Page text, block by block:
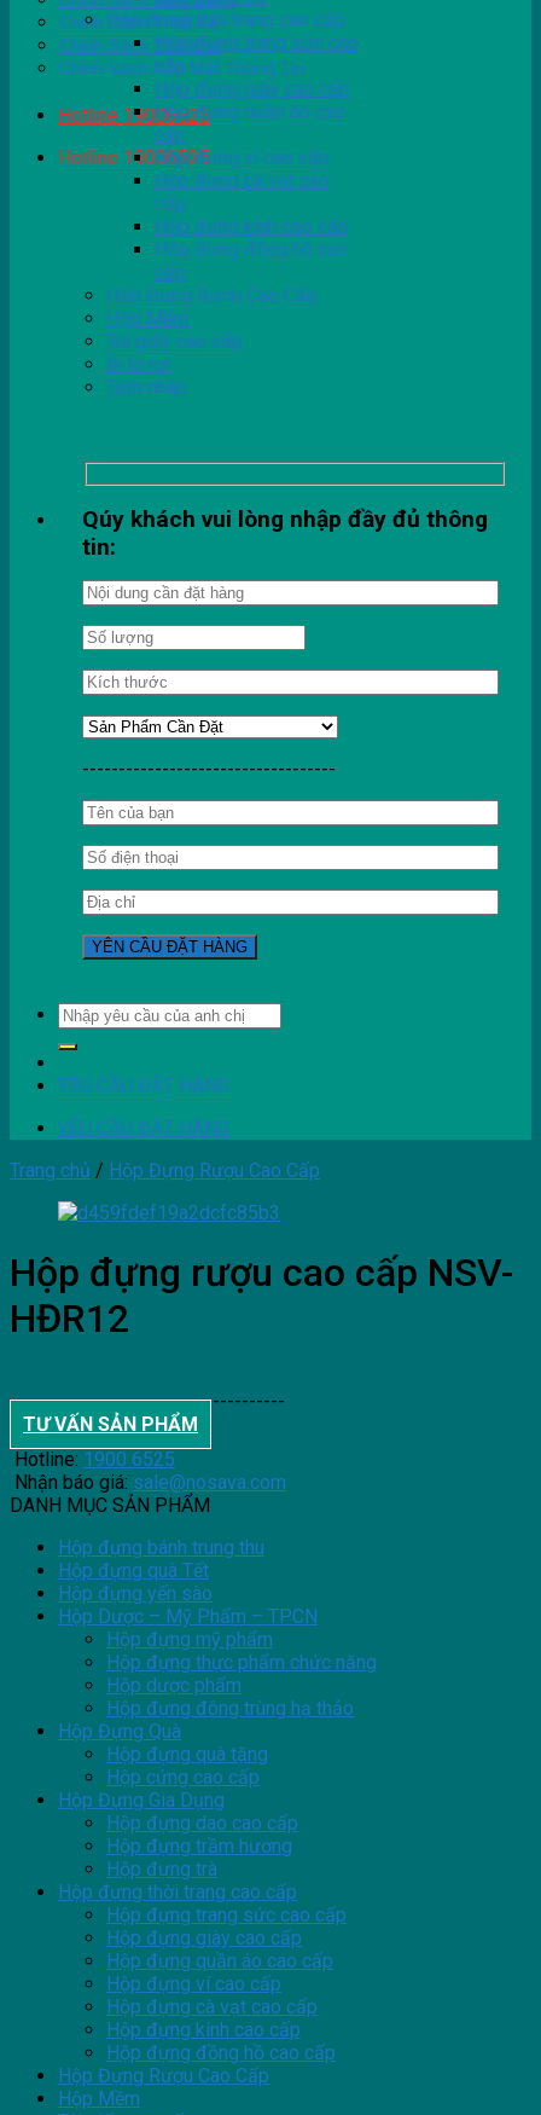
Chính Sách Thiết Kế
Chính Sách Tồn Kho
Chính Sách Bảo Mật Thông Tin
Hotline 19006525
Hotline 19006525
Hộp đựng thời trang cao cấp
Hộp đựng trang sức cao
cấp
Hộp đựng giày cao cấp
Hộp đựng quần áo cao
cấp
Hộp đựng ví cao cấp
Hộp đựng cà vạt cao
cấp
Hộp đựng kính cao cấp
Hộp đựng đồng hồ cao
cấp
Hộp Đựng Rượu Cao Cấp
Hộp Mềm
Túi giấy cao cấp
In tờ rơi
Tem nhãn
Qúy khách vui lòng nhập đầy đủ thông
tin:
-----------------------------------
Tìm
kiếm:
YÊU CẦU ĐẶT HÀNG
YÊU CẦU ĐẶT HÀNG
Trang chủ / Hộp Đựng Rượu Cao Cấp
Hộp đựng rượu cao cấp NSV-
HĐR12
--------------------------------------
TƯ VẤN SẢN PHẨM
Hotline: 1900 6525
Nhận báo giá: sale@nosava.com
DANH MỤC SẢN PHẨM
Hộp đựng bánh trung thu
Hộp đựng quà Tết
Hộp đựng yến sào
Hộp Dược – Mỹ Phẩm – TPCN
Hộp đựng mỹ phẩm
Hộp đựng thực phẩm chức năng
Hộp dược phẩm
Hộp đựng đông trùng hạ thảo
Hộp Đựng Quà
Hộp đựng quà tặng
Hộp cứng cao cấp
Hộp Đựng Gia Dụng
Hộp đựng dao cao cấp
Hộp đựng trầm hương
Hộp đựng trà
Hộp đựng thời trang cao cấp
Hộp đựng trang sức cao cấp
Hộp đựng giày cao cấp
Hộp đựng quần áo cao cấp
Hộp đựng ví cao cấp
Hộp đựng cà vạt cao cấp
Hộp đựng kính cao cấp
Hộp đựng đồng hồ cao cấp
Hộp Đựng Rượu Cao Cấp
Hộp Mềm